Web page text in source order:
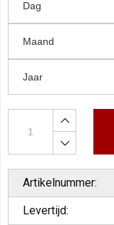
Artikelnummer:
Levertijd: